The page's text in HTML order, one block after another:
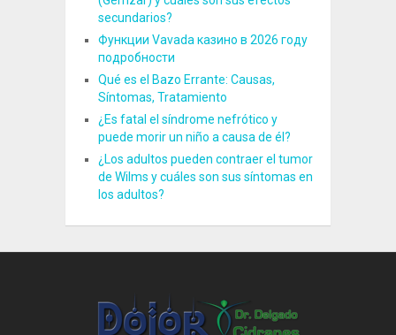
secundarios?
Функции Vavada казино в 2026 году
подробности
Qué es el Bazo Errante: Causas,
Síntomas, Tratamiento
¿Es fatal el síndrome nefrótico y
puede morir un niño a causa de él?
¿Los adultos pueden contraer el tumor
de Wilms y cuáles son sus síntomas en
los adultos?